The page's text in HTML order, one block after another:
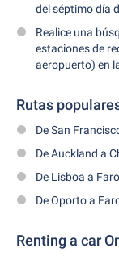
del séptimo día
Realice una
estaciones de
aeropuerto) en
Rutas
De San
De Auckland a
De Lisboa a Faro
De Oporto a
Renting a car